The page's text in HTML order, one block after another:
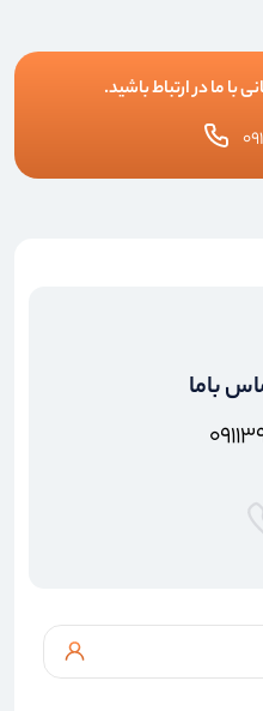
با ما در ارتباط باشید.
باما